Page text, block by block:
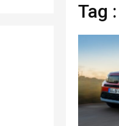
Tag